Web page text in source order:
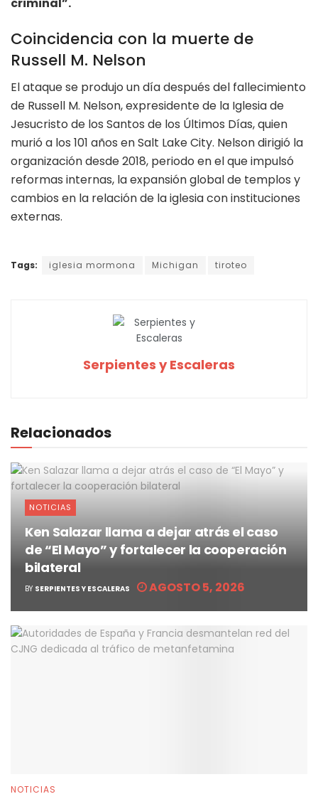
Coincidencia con la muerte de
Russell M. Nelson
El ataque se produjo un día después del fallecimiento
de Russell M. Nelson, expresidente de la Iglesia de
Jesucristo de los Santos de los Últimos Días, quien
murió a los 101 años en Salt Lake City. Nelson dirigió la
organización desde 2018, periodo en el que impulsó
reformas internas, la expansión global de templos y
cambios en la relación de la iglesia con instituciones
externas.
Tags: iglesia mormona Michigan tiroteo
Serpientes y Escaleras
Relacionados
NOTICIAS
Ken Salazar llama a dejar atrás el caso
de “El Mayo” y fortalecer la cooperación
bilateral
BY SERPIENTES Y ESCALERAS AGOSTO 5, 2026
NOTICIAS